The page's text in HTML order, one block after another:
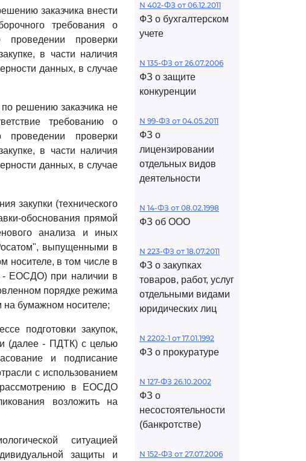
заказчика внести
требования о
проверки
в части наличия
данных, в случае
решению заказчика не
требованию о
проверки
в части наличия
данных, в случае
закупки (технического
обоснования прямой
анализа и иных
выпущенными в
носителе, в том числе в
- ЕОСДО) при наличии в
порядке режима
на бумажном носителе;
подготовки закупок,
(далее - ПДТК) с целью
и подписание
с использованием
в ЕОСДО
возложить на
ситуацией
защиты и
N 402-ФЗ от 06.12.2011
ФЗ о бухгалтерском
учете
N 135-ФЗ от 26.07.2006
ФЗ о защите
конкуренции
N 99-ФЗ от 04.05.2011
ФЗ о
лицензировании
отдельных видов
деятельности
N 14-ФЗ от 08.02.1998
ФЗ об ООО
N 223-ФЗ от 18.07.2011
ФЗ о закупках
товаров, работ, услуг
отдельными видами
юридических лиц
N 2202-1 от 17.01.1992
ФЗ о прокуратуре
N 127-ФЗ 26.10.2002
ФЗ о
несостоятельности
(банкротстве)
N 152-ФЗ от 27.07.2006